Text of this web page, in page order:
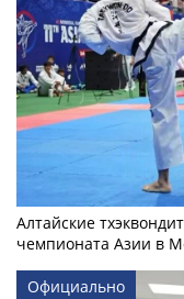
Алтайские
чемпионата Азии в
Официально